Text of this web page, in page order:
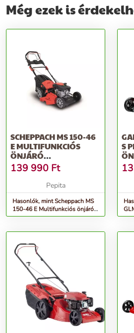
Még ezek is
SCHEPPACH MS 150-46
E MULTIFUNKCIÓS
ÖNJÁRÓ
BENZINMOTOROS
FŰNYÍRÓ...
139 990 Ft
Pepita
Hasonlók, mint Scheppach MS
150-46 E Multifunkciós önjáró
benzinmotoros fűnyíró...
S